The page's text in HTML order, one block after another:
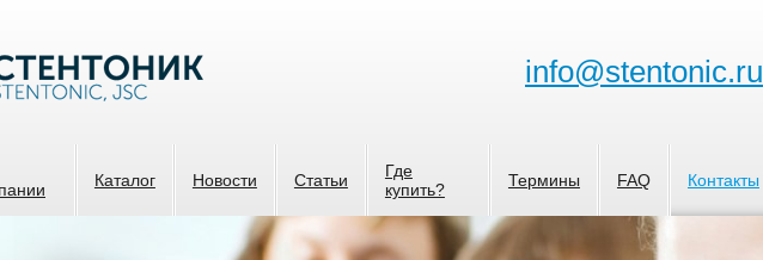
info@stentonic.ru
Каталог Новости Статьи
Где
купить?
Термины FAQ Контакты